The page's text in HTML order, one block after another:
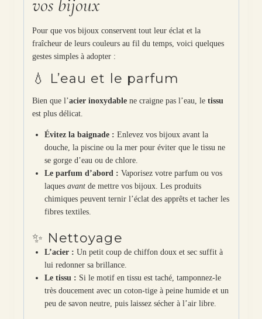
vos bijoux
Pour que vos bijoux conservent tout leur éclat et la
fraîcheur de leurs couleurs au fil du temps, voici quelques
gestes simples à adopter :
💧 L’eau et le parfum
Bien que l’acier inoxydablene craigne pas l’eau, le tissu
est plus délicat.
Évitez la baignade : Enlevez vos bijoux avant la
douche, la piscine ou la mer pour éviter que le tissu ne
se gorge d’eau ou de chlore.
Le parfum d’abord : Vaporisez votre parfum ou vos
laques avantde mettre vos bijoux. Les produits
chimiques peuvent ternir l’éclat des apprêts et tacher les
fibres textiles.
✨ Nettoyage
L’acier : Un petit coup de chiffon doux et sec suffit à
lui redonner sa brillance.
Le tissu : Si le motif en tissu est taché, tamponnez-le
très doucement avec un coton-tige à peine humide et un
peu de savon neutre, puis laissez sécher à l’air libre.